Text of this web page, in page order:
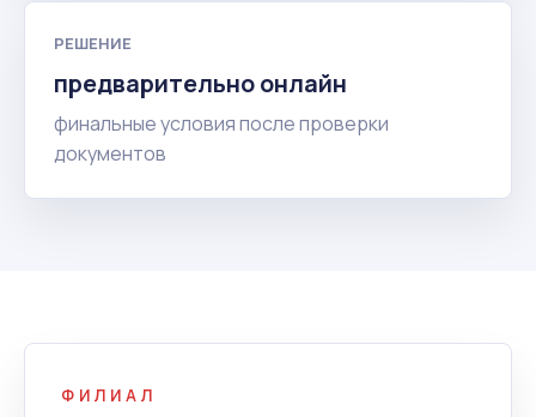
РЕШЕНИЕ
предварительно онлайн
финальные условия после проверки
документов
ФИЛИАЛ